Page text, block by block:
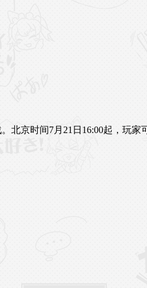
北京时间7月21日16:00起，玩